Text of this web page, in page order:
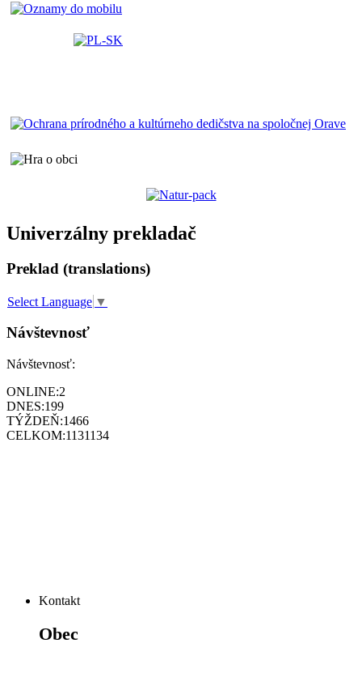
Univerzálny prekladač
Preklad (translations)
Select Language ▼
Návštevnosť
Návštevnosť:
ONLINE:2
DNES:199
TÝŽDEŇ:1466
CELKOM:1131134
Kontakt
Obec